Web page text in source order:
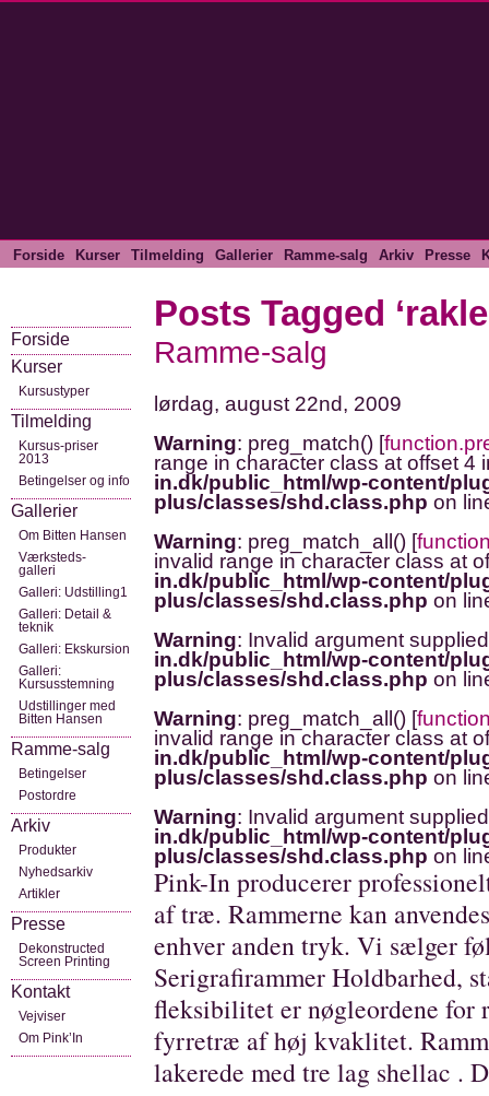
Forside Kurser Tilmelding Gallerier Ramme-salg Arkiv Presse
Posts Tagged
Ramme-salg
lørdag, august 22nd, 2009
Warning: preg_match() [
range in character class at offset 4
in.dk/public_html/wp-content/
plus/classes/shd.class.php on
Warning: preg_match_all() [
invalid range in character class at
in.dk/public_html/wp-content/
plus/classes/shd.class.php on
Warning: Invalid argument
in.dk/public_html/wp-content/
plus/classes/shd.class.php on
Warning: preg_match_all() [
invalid range in character class at
in.dk/public_html/wp-content/
plus/classes/shd.class.php on
Warning: Invalid argument
in.dk/public_html/wp-content/
plus/classes/shd.class.php on
Pink-In producerer
af træ. Rammerne kan
enhver anden tryk. Vi sælger
Serigrafirammer Holdbarhed,
fleksibilitet er nøgleordene for
fyrretræ af høj kvaklitet.
lakerede med tre lag shellac .
Forside
Kurser
Kursustyper
Tilmelding
Kursus-priser
2013
Betingelser og info
Gallerier
Om Bitten Hansen
Værksteds-
galleri
Galleri: Udstilling1
Galleri: Detail &
teknik
Galleri: Ekskursion
Galleri:
Kursusstemning
Udstillinger med
Bitten Hansen
Ramme-salg
Betingelser
Postordre
Arkiv
Produkter
Nyhedsarkiv
Artikler
Presse
Dekonstructed
Screen Printing
Kontakt
Vejviser
Om Pink’In